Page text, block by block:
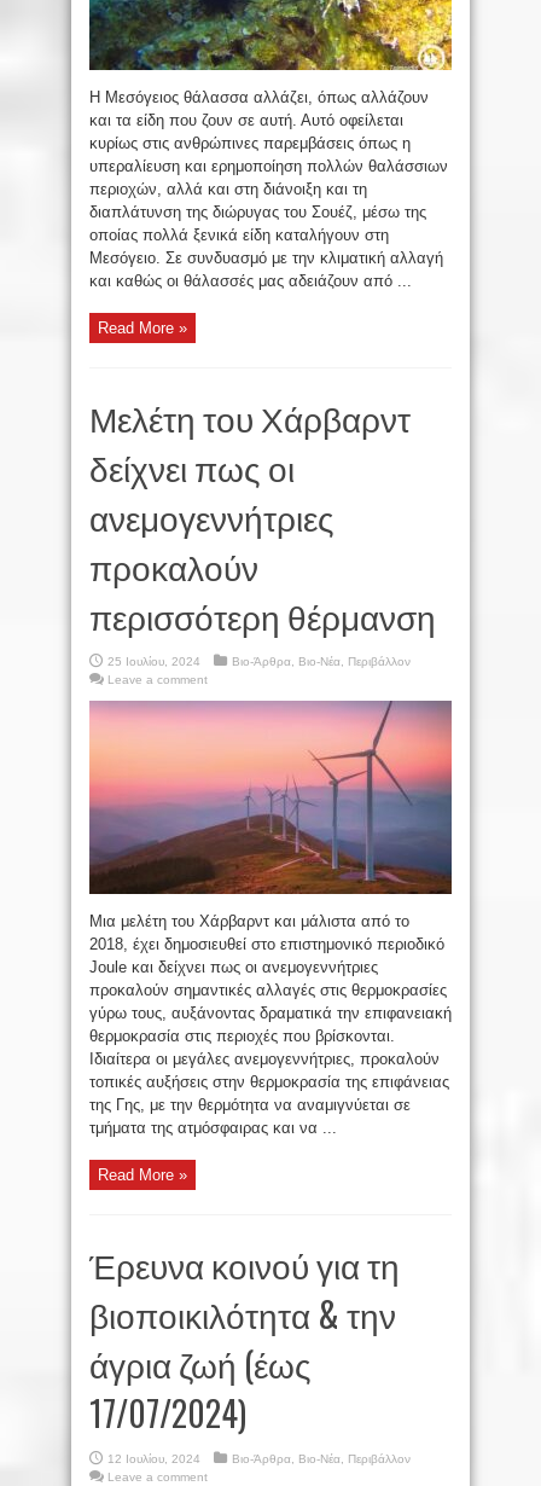
Η Μεσόγειος θάλασσα αλλάζει, όπως αλλάζουν
και τα είδη που ζουν σε αυτή. Αυτό οφείλεται
κυρίως στις ανθρώπινες παρεμβάσεις όπως η
υπεραλίευση και ερημοποίηση πολλών θαλάσσιων
περιοχών, αλλά και στη διάνοιξη και τη
διαπλάτυνση της διώρυγας του Σουέζ, μέσω της
οποίας πολλά ξενικά είδη καταλήγουν στη
Μεσόγειο. Σε συνδυασμό με την κλιματική αλλαγή
και καθώς οι θάλασσές μας αδειάζουν από ...
Read More »
Μελέτη του Χάρβαρντ
δείχνει πως οι
ανεμογεννήτριες
προκαλούν
περισσότερη θέρμανση
25 Ιουλίου, 2024 Βιο-Άρθρα Βιο-Νέα
Περιβάλλον
Leave a comment
Μια μελέτη του Χάρβαρντ και μάλιστα από το
2018, έχει δημοσιευθεί στο επιστημονικό περιοδικό
Joule και δείχνει πως οι ανεμογεννήτριες
προκαλούν σημαντικές αλλαγές στις θερμοκρασίες
γύρω τους, αυξάνοντας δραματικά την επιφανειακή
θερμοκρασία στις περιοχές που βρίσκονται.
Ιδιαίτερα οι μεγάλες ανεμογεννήτριες, προκαλούν
τοπικές αυξήσεις στην θερμοκρασία της επιφάνειας
της Γης, με την θερμότητα να αναμιγνύεται σε
τμήματα της ατμόσφαιρας και να ...
Read More »
Έρευνα κοινού για τη
βιοποικιλότητα & την
άγρια ζωή (έως
17/07/2024)
12 Ιουλίου, 2024 Βιο-Άρθρα Βιο-Νέα
Περιβάλλον
Leave a comment